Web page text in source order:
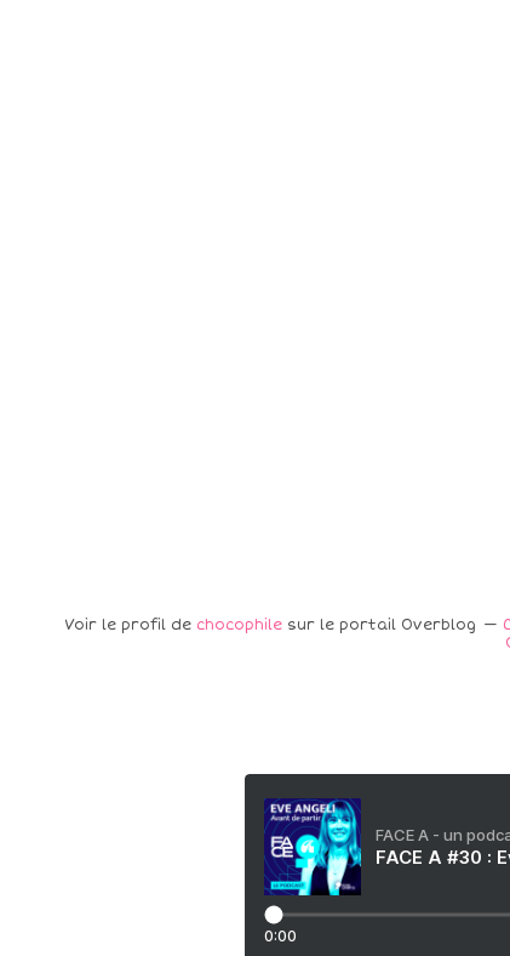
Voir le profil de chocophile sur le portail Overblog
FACE A - un
FACE A #30 :
0:00